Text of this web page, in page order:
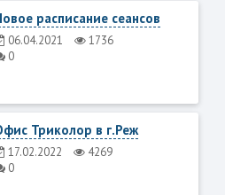
расписание сеансов
06.04.2021
1736
0
Триколор в г.Реж
17.02.2022
4269
0